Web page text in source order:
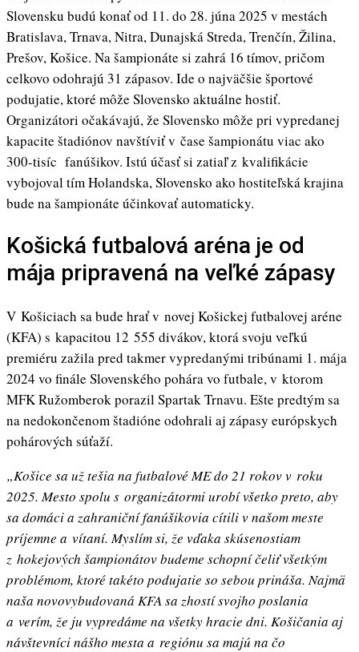
Slovensku budú konať od 11. do 28. júna 2025 v mestách
Bratislava, Trnava, Nitra, Dunajská Streda, Trenčín, Žilina,
Prešov, Košice. Na šampionáte si zahrá 16 tímov, pričom
celkovo odohrajú 31 zápasov. Ide o najväčšie športové
podujatie, ktoré môže Slovensko aktuálne hostiť.
Organizátori očakávajú, že Slovensko môže pri vypredanej
kapacite štadiónov navštíviť v čase šampionátu viac ako
300-tisíc fanúšikov. Istú účasť si zatiaľ z kvalifikácie
vybojoval tím Holandska, Slovensko ako hostiteľská krajina
bude na šampionáte účinkovať automaticky.
Košická futbalová aréna je od
mája pripravená na veľké zápasy
V Košiciach sa bude hrať v novej Košickej futbalovej aréne
(KFA) s kapacitou 12 555 divákov, ktorá svoju veľkú
premiéru zažila pred takmer vypredanými tribúnami 1. mája
2024 vo finále Slovenského pohára vo futbale, v ktorom
MFK Ružomberok porazil Spartak Trnavu. Ešte predtým sa
na nedokončenom štadióne odohrali aj zápasy európskych
pohárových súťaží.
„Košice sa už tešia na futbalové ME do 21 rokov v roku
2025. Mesto spolu s organizátormi urobí všetko preto, aby
sa domáci a zahraniční fanúšikovia cítili v našom meste
príjemne a vítaní. Myslím si, že vďaka skúsenostiam
z hokejových šampionátov budeme schopní čeliť všetkým
problémom, ktoré takéto podujatie so sebou prináša. Najmä
naša novovybudovaná KFA sa zhostí svojho poslania
a verím, že ju vypredáme na všetky hracie dni. Košičania aj
návštevníci nášho mesta a regiónu sa majú na čo